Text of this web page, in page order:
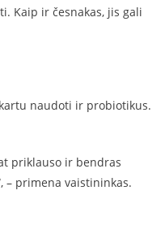
Kaip ir česnakas, jis gali
naudoti ir probiotikus.
priklauso ir bendras
– primena vaistininkas.